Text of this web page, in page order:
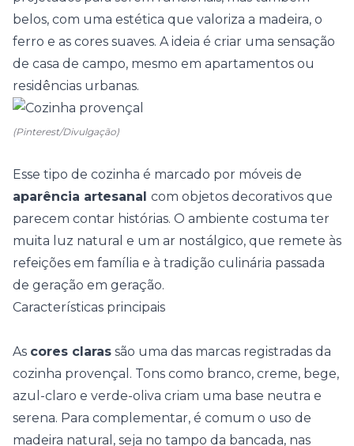
belos, com uma estética que valoriza a madeira, o
ferro e as cores suaves. A ideia é criar uma sensação
de casa de campo, mesmo em apartamentos ou
residências urbanas.
(Pinterest/Divulgação)
Esse tipo de cozinha é marcado por móveis de
aparência artesanal com objetos decorativos que
parecem contar histórias. O ambiente costuma ter
muita luz natural e um ar nostálgico, que remete às
refeições em família e à tradição culinária passada
de geração em geração.
Características principais
As cores claras são uma das marcas registradas da
cozinha provençal. Tons como branco, creme, bege,
azul-claro e verde-oliva criam uma base neutra e
serena. Para complementar, é comum o uso de
madeira natural, seja no tampo da bancada, nas